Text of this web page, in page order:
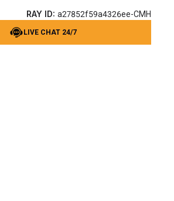
RAY ID: a27852f59a4326ee-CMH
LIVE CHAT 24/7